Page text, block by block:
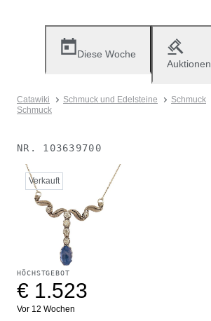
Diese Woche
Auktionen
Catawiki Schmuck und Edelsteine Schmuck
Schmuck
NR. 103639700
Verkauft
HÖCHSTGEBOT
€ 1.523
Vor 12 Wochen